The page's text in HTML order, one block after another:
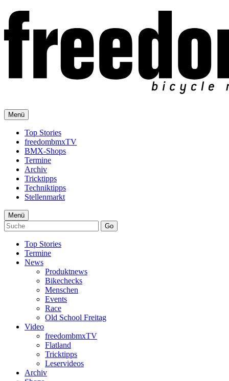
Menü
Top Stories
freedombmxTV
BMX-Shops
Termine
Archiv
Tricktipps
Techniktipps
Stellenmarkt
Menü
Go
Top Stories
Termine
News
Produktnews
Bikechecks
Menschen
Events
Race
Old School Freitag
Video
freedombmxTV
Flatland
Tricktipps
Leservideos
Archiv